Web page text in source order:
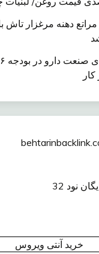
مراتع دهنه مرغزار
نود 32
خرید آنتی ویروس